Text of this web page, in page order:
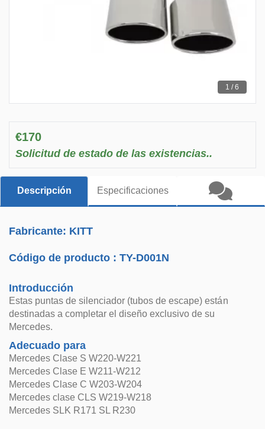
1 / 6
€170
Solicitud de estado de las existencias..
Descripción Especificaciones
Fabricante: KITT
Código de producto :TY-D001N
Introducción
Estas puntas de silenciador (tubos de escape) están
destinadas a completar el diseño exclusivo de su
Mercedes.
Adecuado para
Mercedes Clase S W220-W221
Mercedes Clase E W211-W212
Mercedes Clase C W203-W204
Mercedes clase CLS W219-W218
Mercedes SLK R171 SL R230